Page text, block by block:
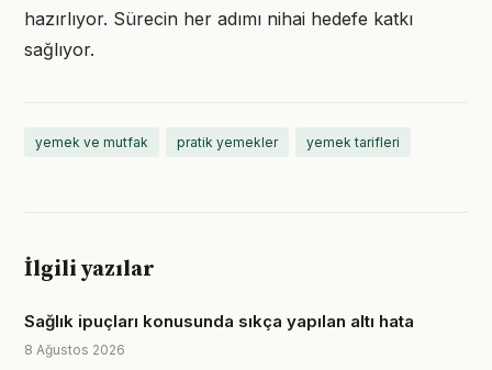
hazırlıyor. Sürecin her adımı nihai hedefe katkı
sağlıyor.
yemek ve mutfak pratik yemekler yemek tarifleri
İlgili yazılar
Sağlık ipuçları konusunda sıkça yapılan altı hata
8 Ağustos 2026